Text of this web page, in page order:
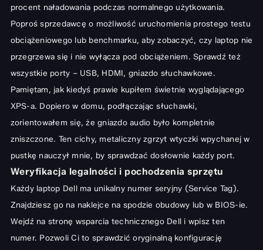
procent naładowania podczas normalnego użytkowania.
Poproś sprzedawcę o możliwość uruchomienia prostego testu
obciążeniowego lub benchmarku, aby zobaczyć, czy laptop nie
przegrzewa się i nie wyłącza pod obciążeniem. Sprawdź też
wszystkie porty – USB, HDMI, gniazdo słuchawkowe.
Pamiętam, jak kiedyś prawie kupiłem świetnie wyglądającego
XPS-a. Dopiero w domu, podłączając słuchawki,
zorientowałem się, że gniazdo audio było kompletnie
zniszczone. Ten cichy, metaliczny zgrzyt wtyczki wpychanej w
pustkę nauczył mnie, by sprawdzać dosłownie każdy port.
Weryfikacja legalności i pochodzenia sprzętu
Każdy laptop Dell ma unikalny numer seryjny (Service Tag).
Znajdziesz go na naklejce na spodzie obudowy lub w BIOS-ie.
Wejdź na stronę wsparcia technicznego Dell i wpisz ten
numer. Pozwoli Ci to sprawdzić oryginalną konfigurację